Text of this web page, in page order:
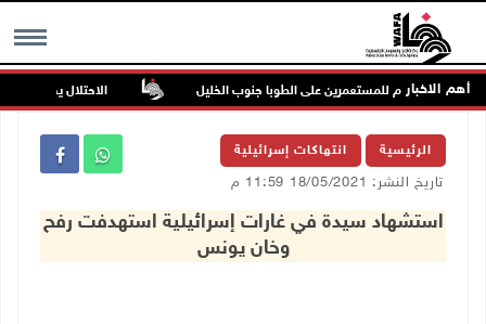
MENU أهم الاخبار
في هجوم للمستعمرين على الطوبا جنوب الخليل الاحتلال يقتحم
الرئيسية انتهاكات إسرائيلية
تاريخ النشر: 18/05/2021 11:59 م
استشهاد سيدة في غارات إسرائيلية استهدفت رفح
وخان يونس